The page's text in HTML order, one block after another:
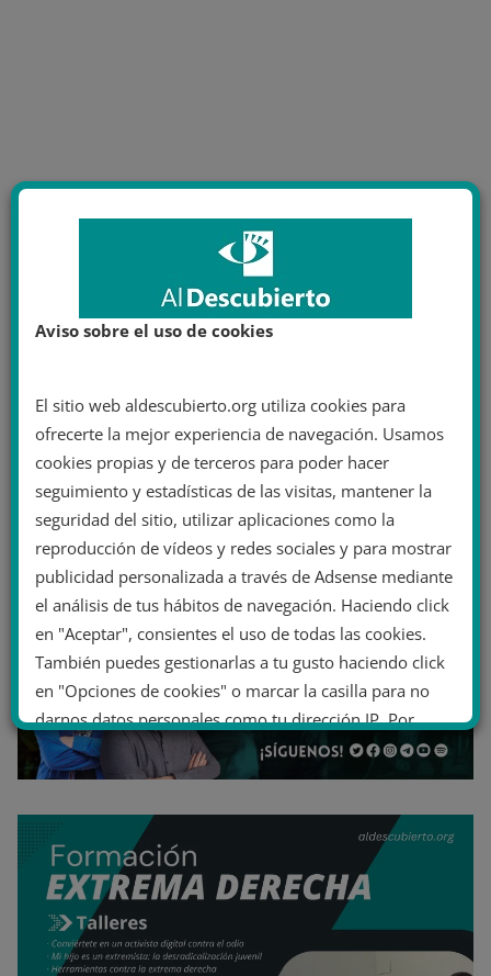
Aviso sobre el uso de cookies
El sitio web aldescubierto.org utiliza cookies para
ofrecerte la mejor experiencia de navegación. Usamos
cookies propias y de terceros para poder hacer
seguimiento y estadísticas de las visitas, mantener la
seguridad del sitio, utilizar aplicaciones como la
reproducción de vídeos y redes sociales y para mostrar
publicidad personalizada a través de Adsense mediante
el análisis de tus hábitos de navegación. Haciendo click
en "Aceptar", consientes el uso de todas las cookies.
También puedes gestionarlas a tu gusto haciendo click
en "Opciones de cookies" o marcar la casilla para no
darnos datos personales como tu dirección IP. Por
último, puedes leer nuestra Política de cookies.
No dar mi información personal
Opciones de cookies Aceptar cookies
Rechazar cookies Política de cookies